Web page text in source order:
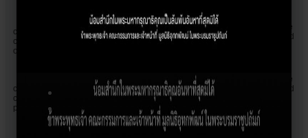
cookielawinfo-
checkbox-
others
11 months
This cookie is set by GDPR Cookie
Consent plugin. The cookie is used
cookielawinfo-
checkbox-
performance
11 months
This cookie is set by GDPR Cookie
Consent plugin. The cookie is used
to store the user consent for the
cookies in the category
"Performance".